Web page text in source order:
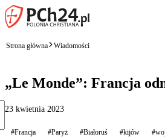
Strona główna Wiadomości
„Le Monde”: Francja
23 kwietnia 2023
#Francja #Paryż #Białoruś #kijów